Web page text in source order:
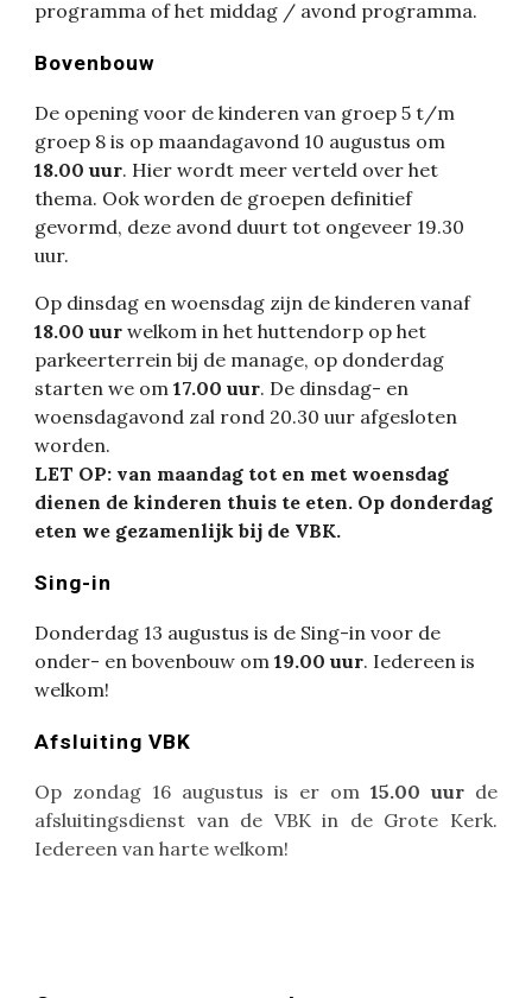
programma of het middag / avond programma.
Bovenbouw
De opening voor de kinderen van groep 5 t/m
groep 8 is op maandagavond 10 augustus om
18.00 uur. Hier wordt meer verteld over het
thema. Ook worden de groepen definitief
gevormd, deze avond duurt tot ongeveer 19.30
uur.
Op dinsdag en woensdag zijn de kinderen vanaf
18.00 uur welkom in het huttendorp op het
parkeerterrein bij de manage, op donderdag
starten we om17.00 uur. De dinsdag- en
woensdagavond zal rond 20.30 uur afgesloten
worden.
LET OP: van maandag tot en met woensdag
dienen de kinderen thuis te eten. Op donderdag
eten we gezamenlijk bij de VBK.
Sing-in
Donderdag 13 augustus is de Sing-in voor de
onder- en bovenbouw om19.00 uur. Iedereen is
welkom!
Afsluiting VBK
Op zondag 16 augustus is er om 15.00 uurde
afsluitingsdienst van de VBK in de Grote Kerk.
Iedereen van harte welkom!